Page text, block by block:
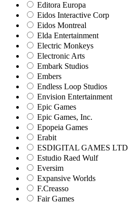
Editora Europa
Eidos Interactive Corp
Eidos Montreal
Elda Entertainment
Electric Monkeys
Electronic Arts
Embark Studios
Embers
Endless Loop Studios
Envision Entertainment
Epic Games
Epic Games, Inc.
Epopeia Games
Erabit
ESDIGITAL GAMES LTD
Estudio Raed Wulf
Eversim
Expansive Worlds
F.Creasso
Fair Games